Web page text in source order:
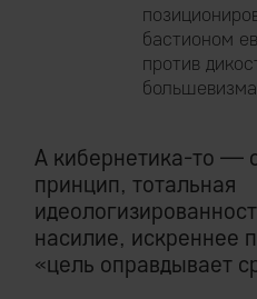
бастионом
против
А кибернетика-то —
принцип, тотальная
насилие, искреннее
«цель оправдывает